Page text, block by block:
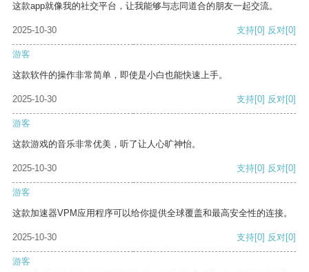
这款app就像我的社交平台，让我能够与志同道合的朋友一起交流。
2025-10-30 支持[0] 反对[0]
游客
这款软件的操作非常简单，即使是小白也能快速上手。
2025-10-30 支持[0] 反对[0]
游客
这款游戏的音乐非常优美，听了让人心旷神怡。
2025-10-30 支持[0] 反对[0]
游客
这款加速器VPM应用程序可以给你提供全球覆盖和最高安全性的连接。
2025-10-30 支持[0] 反对[0]
游客